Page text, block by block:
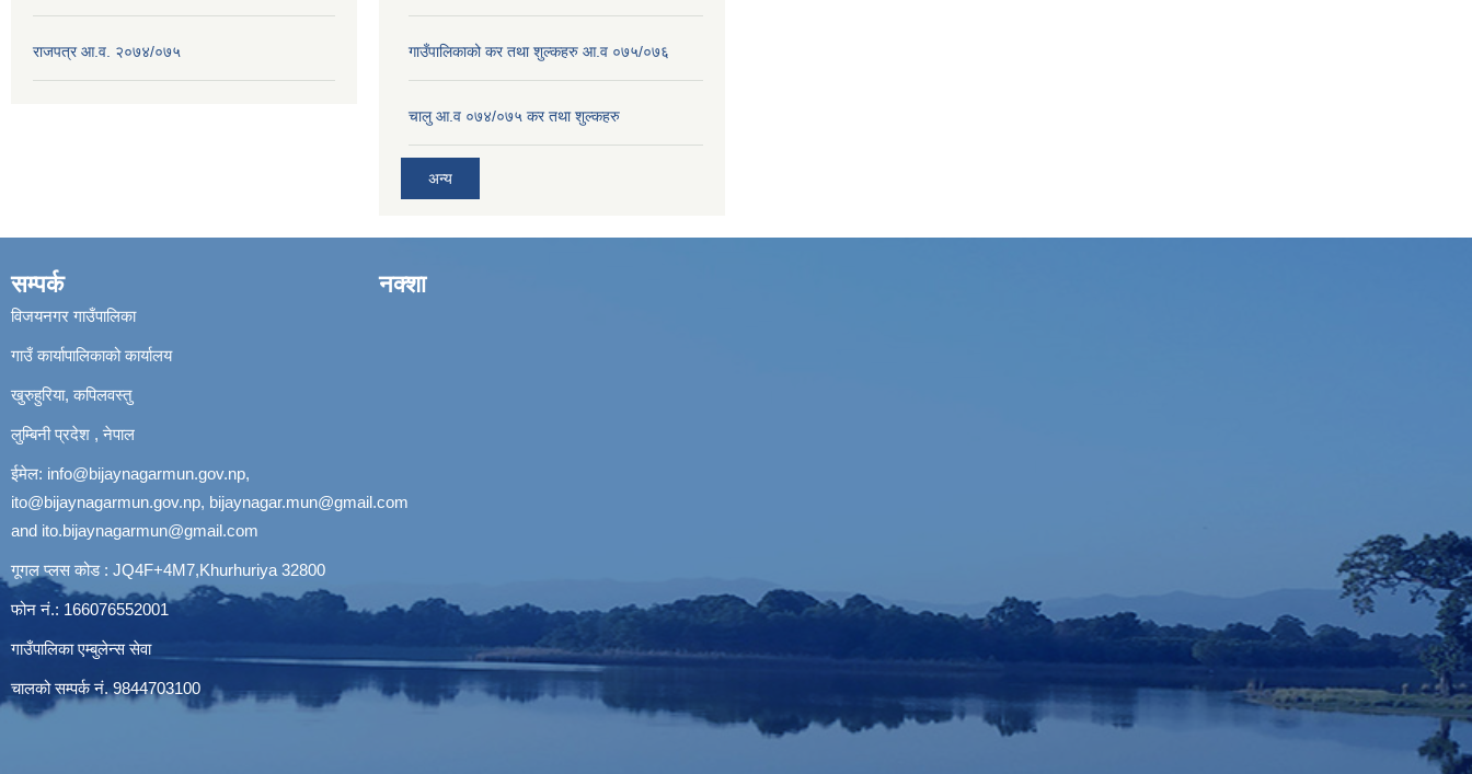
राजपत्र आ.व. २०७४/०७५ गाउँपालिकाको कर तथा शुल्कहरु आ.व ०७५/०७६
चालु आ.व ०७४/०७५ कर तथा शुल्कहरु
अन्य
सम्पर्क
विजयनगर गाउँपालिका
गाउँ कार्यापालिकाको कार्यालय
खुरुहुरिया, कपिलवस्तु
लुम्बिनी प्रदेश , नेपाल
ईमेल: info@bijaynagarmun.gov.np,
ito@bijaynagarmun.gov.np, bijaynagar.mun@gmail.com
and ito.bijaynagarmun@gmail.com
गूगल प्लस कोड : JQ4F+4M7,Khurhuriya 32800
फोन नं.: 166076552001
गाउँपालिका एम्बुलेन्स सेवा
चालको सम्पर्क नं. 9844703100
नक्शा